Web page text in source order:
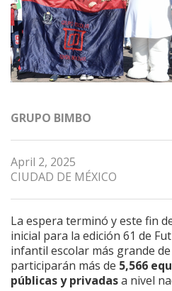
GRUPO BIMBO
April 2, 2025
CIUDAD DE MÉXICO
La espera terminó y este fin
inicial para la edición 61 de
infantil escolar más grande
participarán más de 5,566
públicas y privadasa nivel